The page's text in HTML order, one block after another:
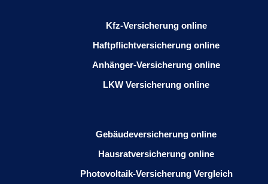
Kfz-Versicherung online
Haftpflichtversicherung online
Anhänger-Versicherung online
LKW Versicherung online
Gebäudeversicherung online
Hausratversicherung online
Photovoltaik-Versicherung Vergleich